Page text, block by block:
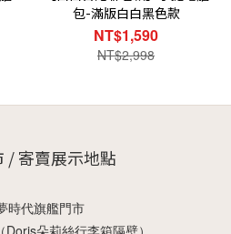
包-滿版白白黑色款
NT$1,590
NT$2,998
/ 寄賣展示地點
時代旗艦門市
朵莉絲行李箱隔壁）